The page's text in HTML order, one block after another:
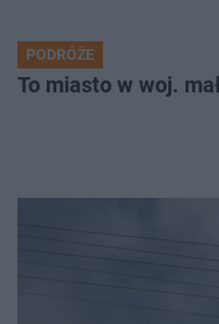
PODRÓŻE
To miasto w woj.